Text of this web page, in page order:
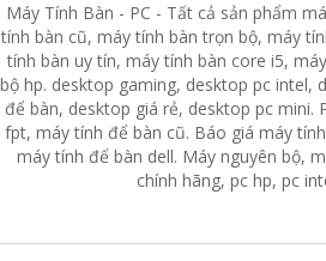
Máy Tính Bàn - PC - Tất cả sản phẩm
tính bàn cũ, máy tính bàn trọn bộ, máy
tính bàn uy tín, máy tính bàn core i5,
bộ hp. desktop gaming, desktop pc intel,
để bàn, desktop giá rẻ, desktop pc mini.
fpt, máy tính để bàn cũ. Báo giá máy
máy tính để bàn dell. Máy nguyên bộ,
chính hãng, pc hp, pc